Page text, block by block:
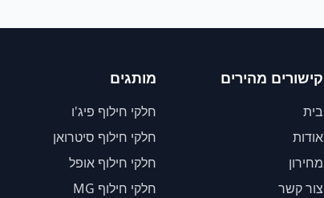
קישורים מהירים
בית
אודות
מחירון
צור קשר
מותגים
חלקי חילוף פיג'ו
חלקי חילוף סיטרואן
חלקי חילוף אופל
חלקי חילוף MG